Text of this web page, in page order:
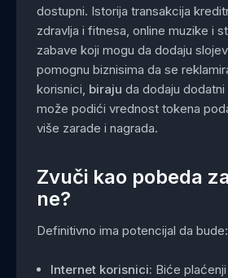
dostupni. Istorija transakcija
zdravlja i fitnesa, online muzike i
zabave koji mogu da dodaju
pomognu biznisima da se
korisnici, biraju da dodaju
može podići vrednost tokena
više zarade i nagrada.
Zvuči kao pobeda
ne?
Definitivno ima potencijal da bude:
Internet korisnici: Biće